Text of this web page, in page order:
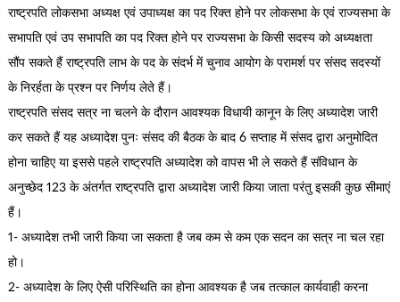
राष्ट्रपति लोकसभा अध्यक्ष एवं उपाध्यक्ष का पद रिक्त होने पर लोकसभा के एवं राज्यसभा के
सभापति एवं उप सभापति का पद रिक्त होने पर राज्यसभा के किसी सदस्य को अध्यक्षता
सौंप सकते हैं राष्ट्रपति लाभ के पद के संदर्भ में चुनाव आयोग के परामर्श पर संसद सदस्यों
के निरर्हता के प्रश्न पर निर्णय लेते हैं।
राष्ट्रपति संसद सत्र ना चलने के दौरान आवश्यक विधायी कानून के लिए अध्यादेश जारी
कर सकते हैं यह अध्यादेश पुनः संसद की बैठक के बाद 6 सप्ताह में संसद द्वारा अनुमोदित
होना चाहिए या इससे पहले राष्ट्रपति अध्यादेश को वापस भी ले सकते हैं संविधान के
अनुच्छेद 123 के अंतर्गत राष्ट्रपति द्वारा अध्यादेश जारी किया जाता परंतु इसकी कुछ सीमाएं
हैं।
1- अध्यादेश तभी जारी किया जा सकता है जब कम से कम एक सदन का सत्र ना चल रहा
हो।
2- अध्यादेश के लिए ऐसी परिस्थिति का होना आवश्यक है जब तत्काल कार्यवाही करना